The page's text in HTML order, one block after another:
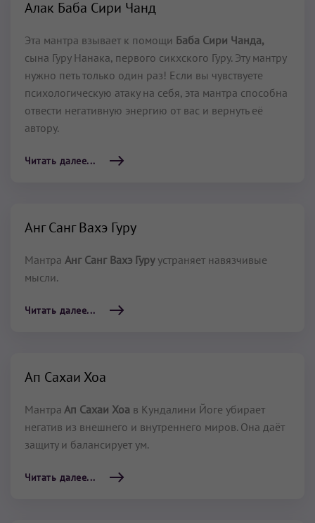
Алак Баба Сири Чанд
Эта мантра взывает к помощи Баба Сири Чанда,
сына Гуру Нанака, первого сикхского Гуру. Эту мантру
нужно петь только один раз! Если вы чувствуете
психологическую атаку на себя, эта мантра способна
отвести негативную энергию от вас и вернуть её
автору.
Читать далее...
Анг Санг Вахэ Гуру
Мантра Анг Санг Вахэ Гуруустраняет навязчивые
мысли.
Читать далее...
Ап Сахаи Хоа
Мантра Ап Сахаи Хоа в Кундалини Йоге убирает
негатив из внешнего и внутреннего миров. Она даёт
защиту и балансирует ум.
Читать далее...